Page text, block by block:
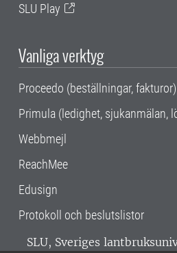
SLU Play
Vanliga verktyg
Proceedo (beställningar, fakturor)
Primula (ledighet, sjukanmälan,
Webbmejl
ReachMee
Edusign
Protokoll och beslutslistor
SLU, Sveriges